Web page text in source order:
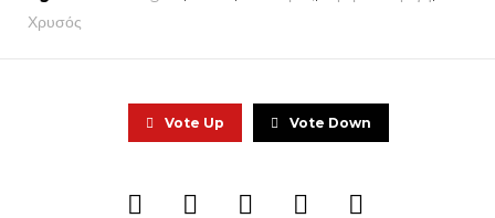
Χρυσός
Vote Up Vote Down